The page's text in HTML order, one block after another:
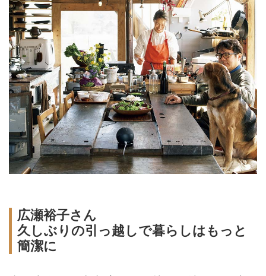
広瀬裕子さん
久しぶりの引っ越しで暮らしはもっと
簡潔に